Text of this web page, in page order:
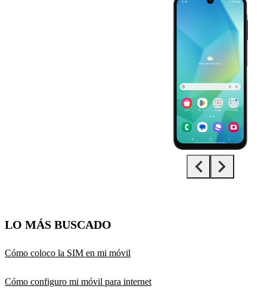
LO MÁS BUSCADO
Cómo coloco la SIM en mi móvil
Cómo configuro mi móvil para internet